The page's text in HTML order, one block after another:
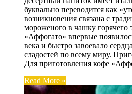
буквально переводится как
возникновения связана с
мороженого в чашку горячего
«Аффогато» впервые
века и быстро завоевало
сладостей по всему миру.
Для приготовления кофе
Read More »